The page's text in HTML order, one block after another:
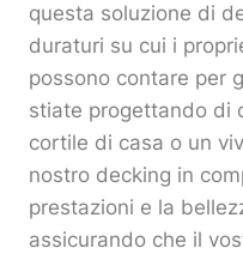
questa soluzione di
duraturi su cui i
possono contare per
stiate progettando di
cortile di casa o un
nostro decking in
prestazioni e la
assicurando che il